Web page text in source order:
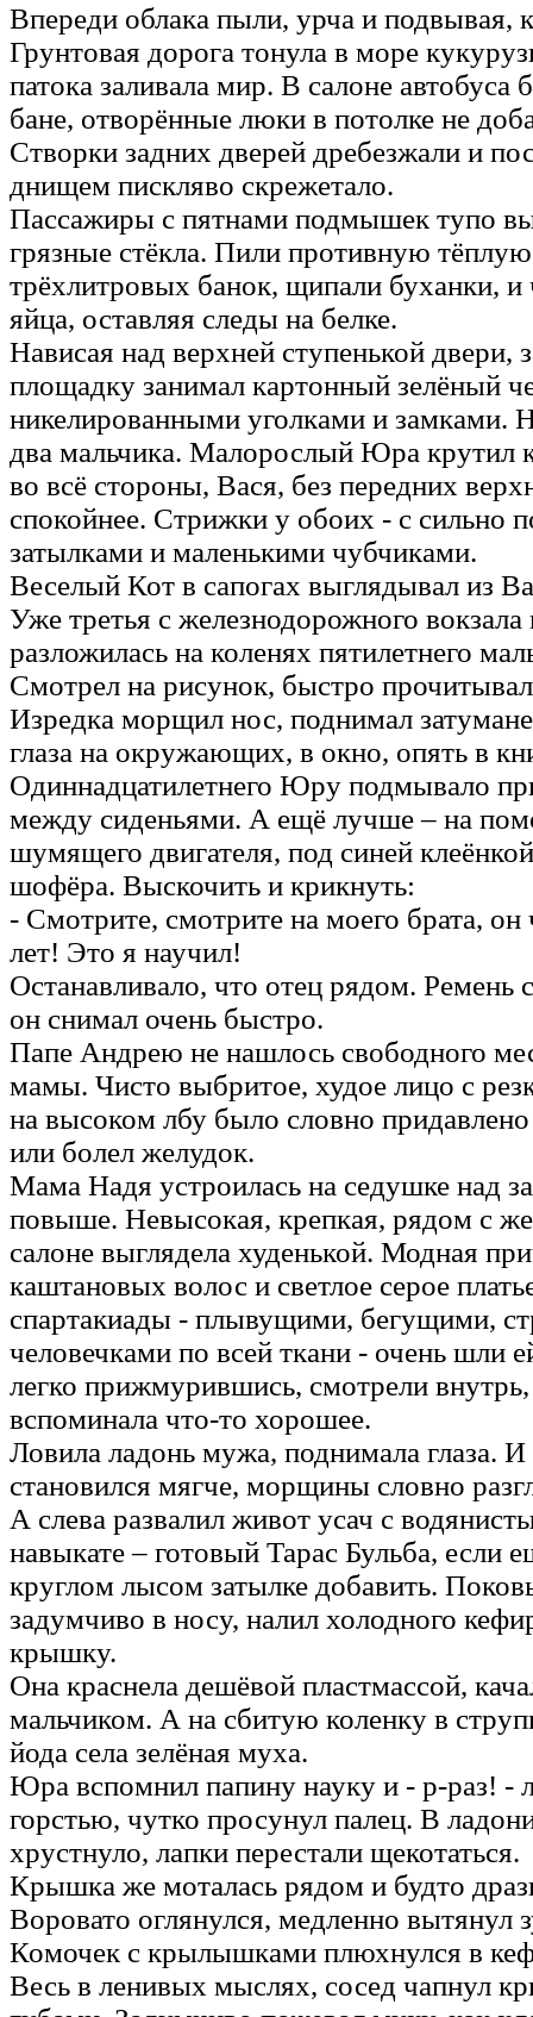
Впереди облака пыли, урча и подвывая,
Грунтовая дорога тонула в море
патока заливала мир. В салоне автобуса
бане, отворённые люки в потолке не
Створки задних дверей дребезжали и
днищем пискляво скрежетало.
Пассажиры с пятнами подмышек тупо
грязные стёкла. Пили противную
трёхлитровых банок, щипали буханки, и
яйца, оставляя следы на белке.
Нависая над верхней ступенькой двери,
площадку занимал картонный зелёный
никелированными уголками и замками.
два мальчика. Малорослый Юра крутил
во всё стороны, Вася, без передних
спокойнее. Стрижки у обоих - с сильно
затылками и маленькими чубчиками.
Веселый Кот в сапогах выглядывал из
Уже третья с железнодорожного
разложилась на коленях пятилетнего
Смотрел на рисунок, быстро
Изредка морщил нос, поднимал
глаза на окружающих, в окно, опять в
Одиннадцатилетнего Юру подмывало
между сиденьями. А ещё лучше – на
шумящего двигателя, под синей
шофёра. Выскочить и крикнуть:
- Смотрите, смотрите на моего брата, он
лет! Это я научил!
Останавливало, что отец рядом. Ремень
он снимал очень быстро.
Папе Андрею не нашлось свободного
мамы. Чисто выбритое, худое лицо с
на высоком лбу было словно придавлено
или болел желудок.
Мама Надя устроилась на седушке над
повыше. Невысокая, крепкая, рядом с
салоне выглядела худенькой. Модная
каштановых волос и светлое серое
спартакиады - плывущими, бегущими,
человечками по всей ткани - очень шли
легко прижмурившись, смотрели
вспоминала что-то хорошее.
Ловила ладонь мужа, поднимала глаза. И
становился мягче, морщины словно
А слева развалил живот усач с
навыкате – готовый Тарас Бульба, если
круглом лысом затылке добавить.
задумчиво в носу, налил холодного
крышку.
Она краснела дешёвой пластмассой,
мальчиком. А на сбитую коленку в
йода села зелёная муха.
Юра вспомнил папину науку и - р-раз! -
горстью, чутко просунул палец. В
хрустнуло, лапки перестали щекотаться.
Крышка же моталась рядом и будто
Воровато оглянулся, медленно вытянул
Комочек с крылышками плюхнулся в
Весь в ленивых мыслях, сосед чапнул